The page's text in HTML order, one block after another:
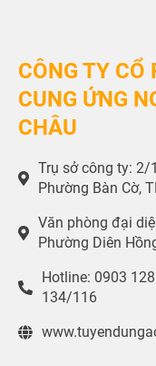
CÔNG TY CỔ
CUNG ỨNG
CHÂU
Trụ sở công ty: 2/
Phường Bàn Cờ,
Văn phòng đại
Phường Diên
Hotline: 0903
134/116